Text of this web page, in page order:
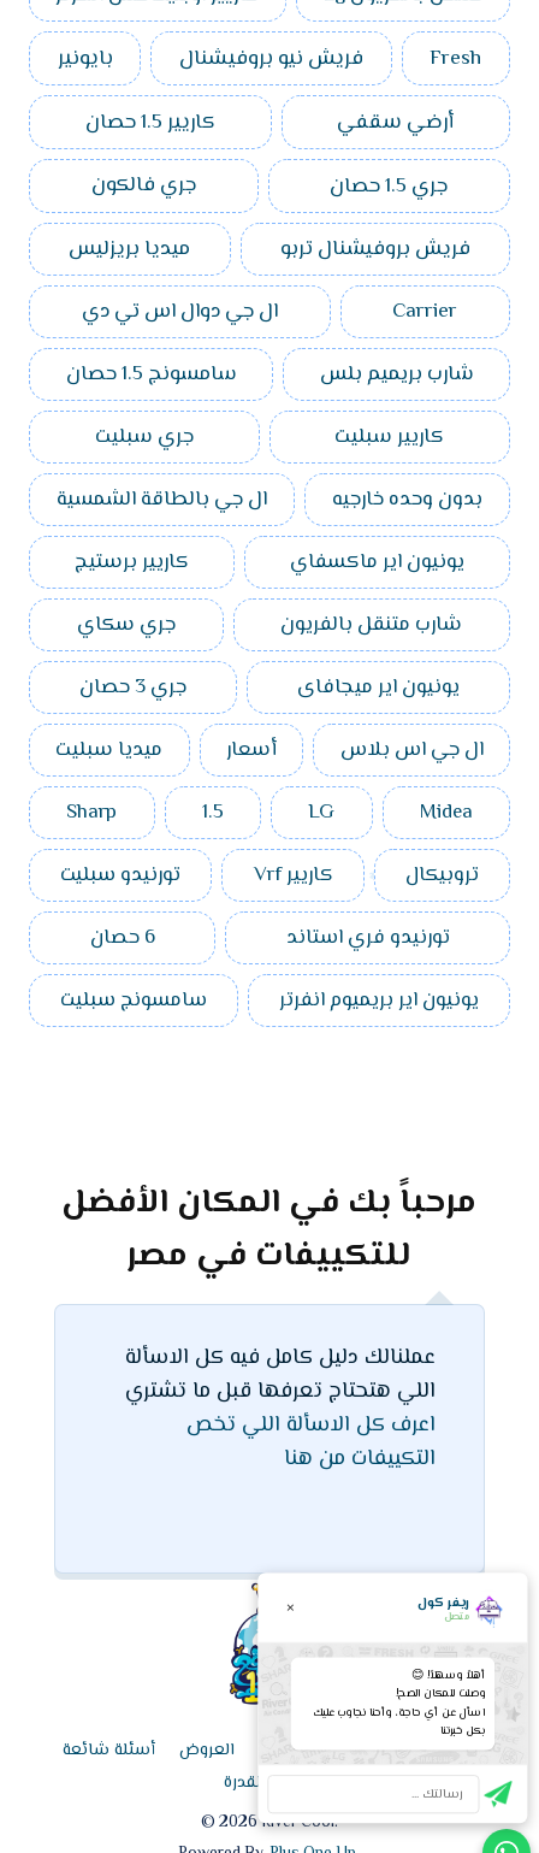
Fresh
فريش نيو بروفيشنال
بايونير
أرضي سقفي
كاريير 1.5 حصان
جري 1.5 حصان
جري فالكون
فريش بروفيشنال تربو
ميديا بريزليس
Carrier
ال جي دوال اس تي دي
شارب بريميم بلس
سامسونج 1.5 حصان
كاريير سبليت
جري سبليت
بدون وحده خارجيه
ال جي بالطاقة الشمسية
يونيون اير ماكسفاي
كاريير برستيج
شارب متنقل بالفريون
جري سكاي
يونيون اير ميجافاى
جري 3 حصان
ال جي اس بلاس
أسعار
ميديا سبليت
Midea
LG
1.5
Sharp
تروبيكال
كاريير Vrf
تورنيدو سبليت
تورنيدو فري استاند
6 حصان
يونيون اير بريميوم انفرتر
سامسونج سبليت
مرحباً بك في المكان الأفضل
للتكييفات في مصر
عملنالك دليل كامل فيه كل الاسألة
اللي هتحتاج تعرفها قبل ما تشتري
اعرف كل الاسألة اللي تخص
التكييفات من هنا
ريفر كول
متصل ×
أهلاً وسهلاً! 😊
وصلت للمكان الصح!
اسأل عن أي حاجة، وأحنا نجاوب عليك
بكل خبرتنا
الرئيسية قائمة الأسعار اليوم العروض
أسئلة شائعة
حاسبة القدرة
©2026River Cool.